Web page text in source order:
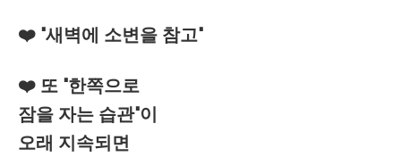
❤️ "새벽에 소변을 참고"
❤️ 또 "한쪽으로
잠을 자는 습관"이
오래 지속되면